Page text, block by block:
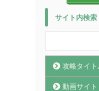
サイト内検索
攻略タイト
動画サイト